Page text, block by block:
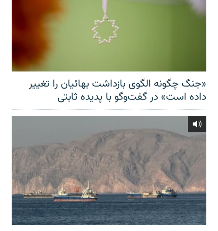
«جنگ چگونه الگوی بازداشت بهائیان را تغییر
داده است» در گفت‌وگو با پدیده ثابتی